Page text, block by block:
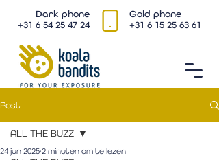
Dark phone
+31 6 54 25 47 24
Gold phone
+31 6 15 25 63 61
Post
ALL THE BUZZ
24 jun 2025 2 minuten om te lezen